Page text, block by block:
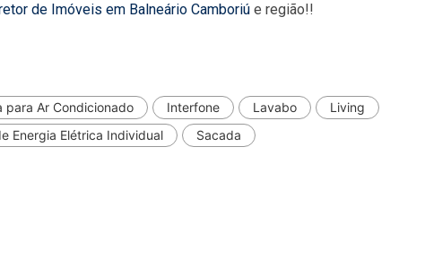
de Imóveis em Balneário Camboriú e região!!
para Ar Condicionado Interfone Lavabo
Living
Energia Elétrica Individual Sacada